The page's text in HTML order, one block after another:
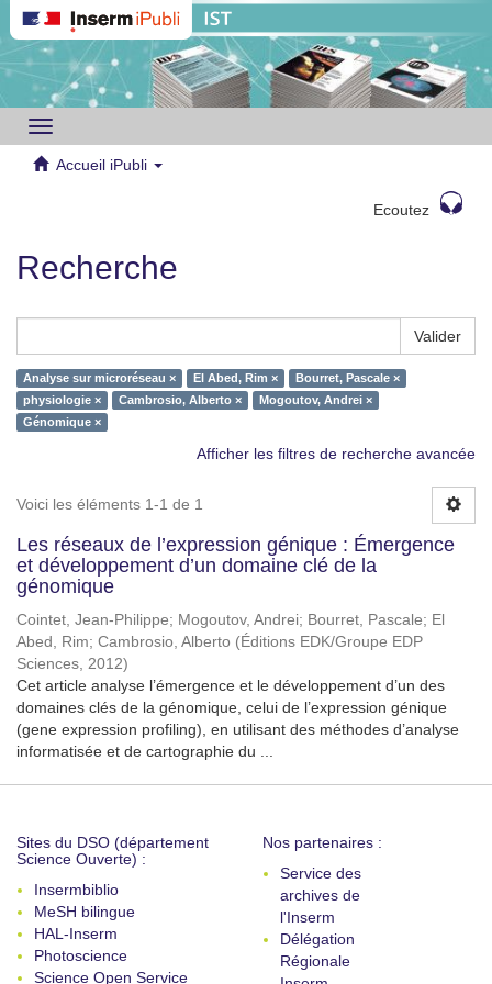
Toggle
navigation
Accueil iPubli
Ecoutez
Recherche
Valider
Analyse sur microréseau × El Abed, Rim ×
Bourret, Pascale ×
physiologie ×
Cambrosio, Alberto ×
Mogoutov, Andrei ×
Génomique ×
Afficher les filtres de recherche avancée
Voici les éléments 1-1 de 1
Les réseaux de l’expression génique : Émergence
et développement d’un domaine clé de la
génomique
Cointet, Jean-Philippe; Mogoutov, Andrei; Bourret, Pascale; El
Abed, Rim; Cambrosio, Alberto (Éditions EDK/Groupe EDP
Sciences, 2012)
Cet article analyse l’émergence et le développement d’un des
domaines clés de la génomique, celui de l’expression génique
(gene expression profiling), en utilisant des méthodes d’analyse
informatisée et de cartographie du ...
Sites du DSO (département
Science Ouverte) :
Insermbiblio
MeSH bilingue
HAL-Inserm
Photoscience
Science Open Service
Nos partenaires :
Service des
archives de
l'Inserm
Délégation
Régionale